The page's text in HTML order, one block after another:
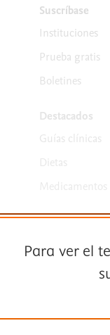
Suscríbase
Instituciones
Prueba gratis
Boletines
Destacados
Guías clínicas
Dietas
Términos y condiciones
Para ver el